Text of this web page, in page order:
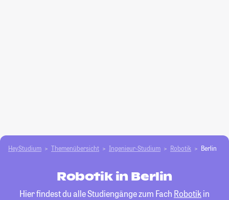
HeyStudium Themenübersicht Ingenieur-Studium Robotik Berlin
Robotik in Berlin
Hier findest du alle Studiengänge zum Fach Robotikin